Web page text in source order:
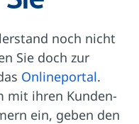
noch nicht
Sie doch zur
Onlineportal.
mit ihren Kunden-
ein, geben den